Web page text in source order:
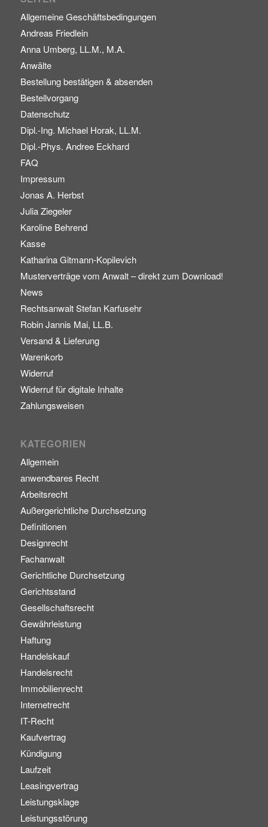
Allgemeine Geschäftsbedingungen
Andreas Friedlein
Anna Umberg, LL.M., M.A.
Anwälte
Bestellung bestätigen & absenden
Bestellvorgang
Datenschutz
Dipl.-Ing. Michael Horak, LL.M.
Dipl.-Phys. Andree Eckhard
FAQ
Impressum
Jonas A. Herbst
Julia Ziegeler
Karoline Behrend
Kasse
Katharina Gitmann-Kopilevich
Musterverträge vom Anwalt – direkt zum Download!
News
Rechtsanwalt Stefan Karfusehr
Robin Jannis Mai, LL.B.
Versand & Lieferung
Warenkorb
Widerruf
Widerruf für digitale Inhalte
Zahlungsweisen
KATEGORIEN
Allgemein
anwendbares Recht
Arbeitsrecht
Außergerichtliche Durchsetzung
Definitionen
Designrecht
Fachanwalt
Gerichtliche Durchsetzung
Gerichtsstand
Gesellschaftsrecht
Gewährleistung
Haftung
Handelskauf
Handelsrecht
Immobilienrecht
Internetrecht
IT-Recht
Kaufvertrag
Kündigung
Laufzeit
Leasingvertrag
Leistungsklage
Leistungsstörung